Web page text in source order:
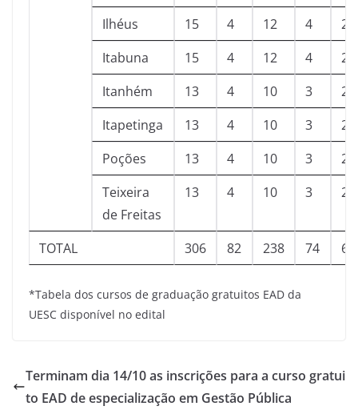
Ilhéus
15 4 12 4
2
Itabuna
15 4 12 4
2
Itanhém
13 4 10 3
2
Itapetinga
13 4 10 3
2
Poções
13 4 10 3
2
Teixeira
de Freitas
13 4 10 3 2
TOTAL 306 82 238 74
*Tabela dos cursos de graduação gratuitos EAD da
UESC disponível no edital
Terminam dia 14/10 as inscrições para a curso gratui
to EAD de especialização em Gestão Pública